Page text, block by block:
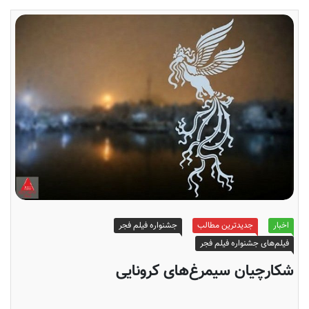
اخبار جدیدترین مطالب
جشنواره فیلم فجر
فیلم‌های جشنواره فیلم فجر
شکارچیان سیمرغ‌های کرونایی